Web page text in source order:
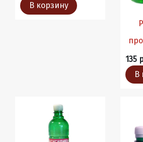
В корзину
135
В